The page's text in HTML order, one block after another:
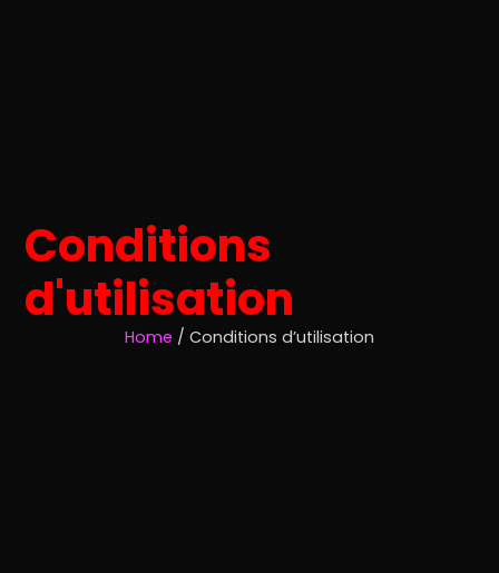
Conditions
d'utilisation
Home / Conditions d’utilisation